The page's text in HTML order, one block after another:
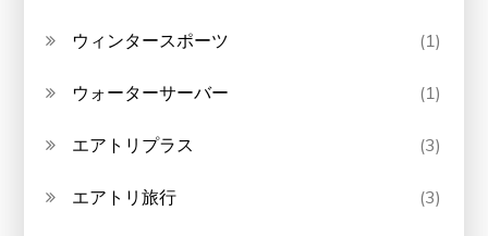
ウィンタースポーツ (1)
ウォーターサーバー (1)
エアトリプラス (3)
エアトリ旅行 (3)